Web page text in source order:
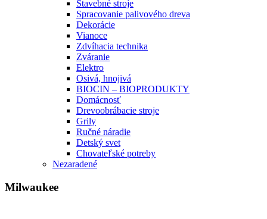
Stavebné stroje
Spracovanie palivového dreva
Dekorácie
Vianoce
Zdvíhacia technika
Zváranie
Elektro
Osivá, hnojivá
BIOCIN – BIOPRODUKTY
Domácnosť
Drevoobrábacie stroje
Grily
Ručné náradie
Detský svet
Chovateľské potreby
Nezaradené
Milwaukee